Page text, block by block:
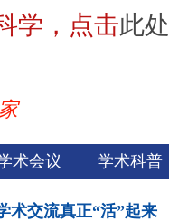
学，点击此处
术会议 学术科普
术交流真正“活”起来